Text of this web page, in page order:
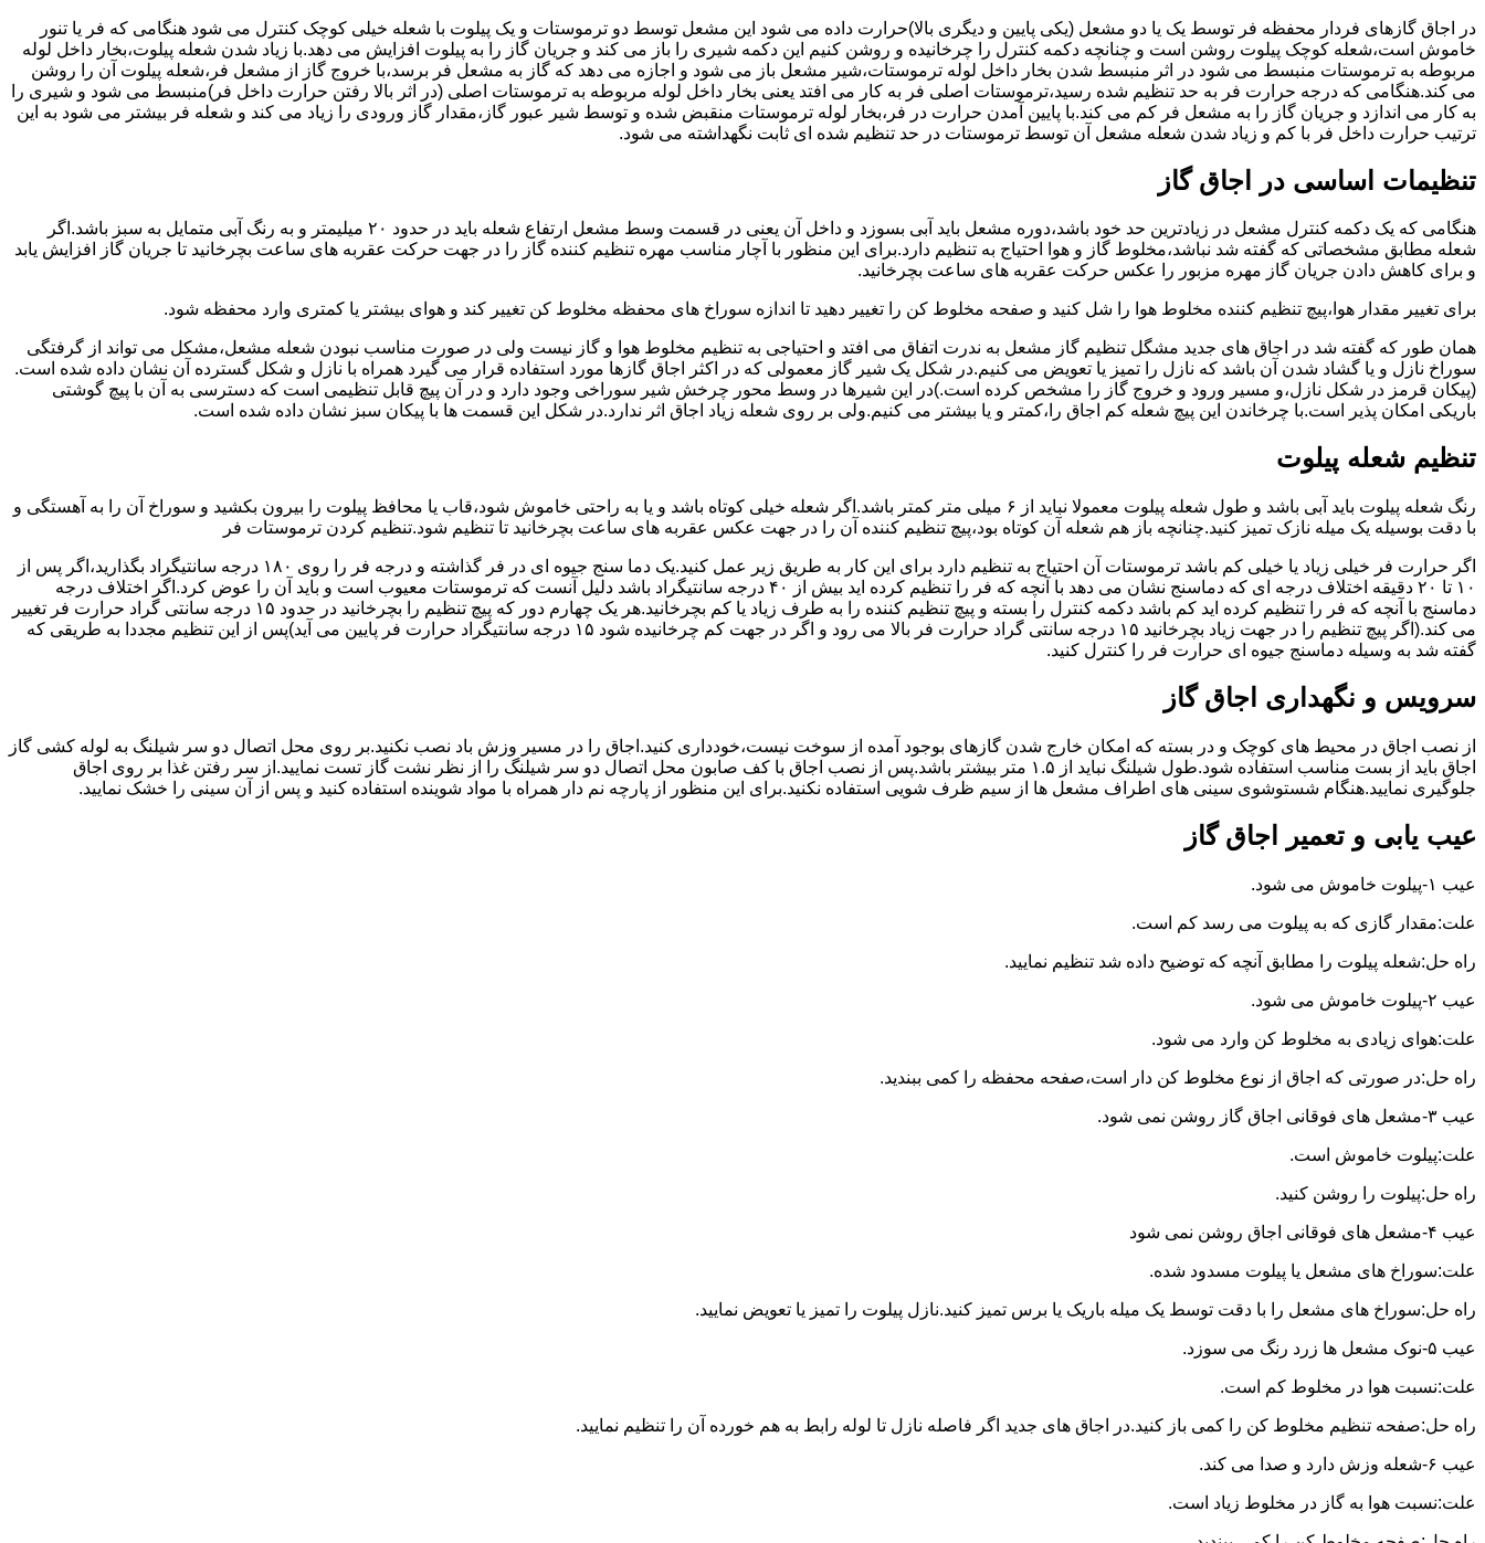
در اجاق گازهای فردار محفظه فر توسط یک یا دو مشعل (یکی پایین و دیگری بالا)حرارت داده می شود این مشعل توسط دو ترموستات و یک پیلوت با شعله خیلی کوچک کنترل می شود هنگامی که فر یا تنور
خاموش است،شعله کوچک پیلوت روشن است و چنانچه دکمه کنترل را چرخانیده و روشن کنیم این دکمه شیری را باز می کند و جریان گاز را به پیلوت افزایش می دهد.با زیاد شدن شعله پیلوت،بخار داخل لوله
مربوطه به ترموستات منبسط می شود در اثر منبسط شدن بخار داخل لوله ترموستات،شیر مشعل باز می شود و اجازه می دهد که گاز به مشعل فر برسد،با خروج گاز از مشعل فر،شعله پیلوت آن را روشن
می کند.هنگامی که درجه حرارت فر به حد تنظیم شده رسید،ترموستات اصلی فر به کار می افتد یعنی بخار داخل لوله مربوطه به ترموستات اصلی (در اثر بالا رفتن حرارت داخل فر)منبسط می شود و شیری را
به کار می اندازد و جریان گاز را به مشعل فر کم می کند.با پایین آمدن حرارت در فر،بخار لوله ترموستات منقبض شده و توسط شیر عبور گاز،مقدار گاز ورودی را زیاد می کند و شعله فر بیشتر می شود به این
ترتیب حرارت داخل فر با کم و زیاد شدن شعله مشعل آن توسط ترموستات در حد تنظیم شده ای ثابت نگهداشته می شود.
تنظیمات اساسی در اجاق گاز
هنگامی که یک دکمه کنترل مشعل در زیادترین حد خود باشد،دوره مشعل باید آبی بسوزد و داخل آن یعنی در قسمت وسط مشعل ارتفاع شعله باید در حدود ۲۰ میلیمتر و به رنگ آبی متمایل به سبز باشد.اگر
شعله مطابق مشخصاتی که گفته شد نباشد،مخلوط گاز و هوا احتیاج به تنظیم دارد.برای این منظور با آچار مناسب مهره تنظیم کننده گاز را در جهت حرکت عقربه های ساعت بچرخانید تا جریان گاز افزایش یابد
و برای کاهش دادن جریان گاز مهره مزبور را عکس حرکت عقربه های ساعت بچرخانید.
برای تغییر مقدار هوا،پیچ تنظیم کننده مخلوط هوا را شل کنید و صفحه مخلوط کن را تغییر دهید تا اندازه سوراخ های محفظه مخلوط کن تغییر کند و هوای بیشتر یا کمتری وارد محفظه شود.
همان طور که گفته شد در اجاق های جدید مشگل تنظیم گاز مشعل به ندرت اتفاق می افتد و احتیاجی به تنظیم مخلوط هوا و گاز نیست ولی در صورت مناسب نبودن شعله مشعل،مشکل می تواند از گرفتگی
سوراخ نازل و یا گشاد شدن آن باشد که نازل را تمیز یا تعویض می کنیم.در شکل یک شیر گاز معمولی که در اکثر اجاق گازها مورد استفاده قرار می گیرد همراه با نازل و شکل گسترده آن نشان داده شده است.
(پیکان قرمز در شکل نازل،و مسیر ورود و خروج گاز را مشخص کرده است.)در این شیرها در وسط محور چرخش شیر سوراخی وجود دارد و در آن پیچ قابل تنظیمی است که دسترسی به آن با پیچ گوشتی
باریکی امکان پذیر است.با چرخاندن این پیچ شعله کم اجاق را،کمتر و یا بیشتر می کنیم.ولی بر روی شعله زیاد اجاق اثر ندارد.در شکل این قسمت ها با پیکان سبز نشان داده شده است.
تنظیم شعله پیلوت
رنگ شعله پیلوت باید آبی باشد و طول شعله پیلوت معمولا نباید از ۶ میلی متر کمتر باشد.اگر شعله خیلی کوتاه باشد و یا به راحتی خاموش شود،قاب یا محافظ پیلوت را بیرون بکشید و سوراخ آن را به آهستگی و
با دقت بوسیله یک میله نازک تمیز کنید.چنانچه باز هم شعله آن کوتاه بود،پیچ تنظیم کننده آن را در جهت عکس عقربه های ساعت بچرخانید تا تنظیم شود.تنظیم کردن ترموستات فر
اگر حرارت فر خیلی زیاد یا خیلی کم باشد ترموستات آن احتیاج به تنظیم دارد برای این کار به طریق زیر عمل کنید.یک دما سنج جیوه ای در فر گذاشته و درجه فر را روی ۱۸۰ درجه سانتیگراد بگذارید،اگر پس از
۱۰ تا ۲۰ دقیقه اختلاف درجه ای که دماسنج نشان می دهد با آنچه که فر را تنظیم کرده اید بیش از ۴۰ درجه سانتیگراد باشد دلیل آنست که ترموستات معیوب است و باید آن را عوض کرد.اگر اختلاف درجه
دماسنج با آنچه که فر را تنظیم کرده اید کم باشد دکمه کنترل را بسته و پیچ تنظیم کننده را به طرف زیاد یا کم بچرخانید.هر یک چهارم دور که پیچ تنظیم را بچرخانید در حدود ۱۵ درجه سانتی گراد حرارت فر تغییر
می کند.(اگر پیچ تنظیم را در جهت زیاد بچرخانید ۱۵ درجه سانتی گراد حرارت فر بالا می رود و اگر در جهت کم چرخانیده شود ۱۵ درجه سانتیگراد حرارت فر پایین می آید)پس از این تنظیم مجددا به طریقی که
گفته شد به وسیله دماسنج جیوه ای حرارت فر را کنترل کنید.
سرویس و نگهداری اجاق گاز
از نصب اجاق در محیط های کوچک و در بسته که امکان خارج شدن گازهای بوجود آمده از سوخت نیست،خودداری کنید.اجاق را در مسیر وزش باد نصب نکنید.بر روی محل اتصال دو سر شیلنگ به لوله کشی گاز
اجاق باید از بست مناسب استفاده شود.طول شیلنگ نباید از ۱.۵ متر بیشتر باشد.پس از نصب اجاق با کف صابون محل اتصال دو سر شیلنگ را از نظر نشت گاز تست نمایید.از سر رفتن غذا بر روی اجاق
جلوگیری نمایید.هنگام شستوشوی سینی های اطراف مشعل ها از سیم ظرف شویی استفاده نکنید.برای این منظور از پارچه نم دار همراه با مواد شوینده استفاده کنید و پس از آن سینی را خشک نمایید.
عیب یابی و تعمیر اجاق گاز
عیب ۱-پیلوت خاموش می شود.
علت:مقدار گازی که به پیلوت می رسد کم است.
راه حل:شعله پیلوت را مطابق آنچه که توضیح داده شد تنظیم نمایید.
عیب ۲-پیلوت خاموش می شود.
علت:هوای زیادی به مخلوط کن وارد می شود.
راه حل:در صورتی که اجاق از نوع مخلوط کن دار است،صفحه محفظه را کمی ببندید.
عیب ۳-مشعل های فوقانی اجاق گاز روشن نمی شود.
علت:پیلوت خاموش است.
راه حل:پیلوت را روشن کنید.
عیب ۴-مشعل های فوقانی اجاق روشن نمی شود
علت:سوراخ های مشعل یا پیلوت مسدود شده.
راه حل:سوراخ های مشعل را با دقت توسط یک میله باریک یا برس تمیز کنید.نازل پیلوت را تمیز یا تعویض نمایید.
عیب ۵-نوک مشعل ها زرد رنگ می سوزد.
علت:نسبت هوا در مخلوط کم است.
راه حل:صفحه تنظیم مخلوط کن را کمی باز کنید.در اجاق های جدید اگر فاصله نازل تا لوله رابط به هم خورده آن را تنظیم نمایید.
عیب ۶-شعله وزش دارد و صدا می کند.
علت:نسبت هوا به گاز در مخلوط زیاد است.